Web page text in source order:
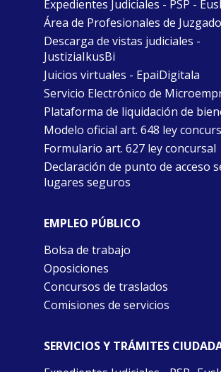
Expedientes Judiciales - PSP -
Área de Profesionales de
Descarga de vistas judiciales -
JustiziaIkusBi
Juicios virtuales - EpaiDigitala
Servicio Electrónico de
Plataforma de liquidación de
Modelo oficial art. 648 ley
Formulario art. 627 ley concursal
Declaración de punto de acceso
lugares seguros
EMPLEO PÚBLICO
Bolsa de trabajo
Oposiciones
Concursos de traslados
Comisiones de servicios
SERVICIOS Y TRÁMITES